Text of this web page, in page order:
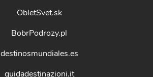
ObletSvet.sk
BobrPodrozy.pl
destinosmundiales.es
guidadestinazioni.it